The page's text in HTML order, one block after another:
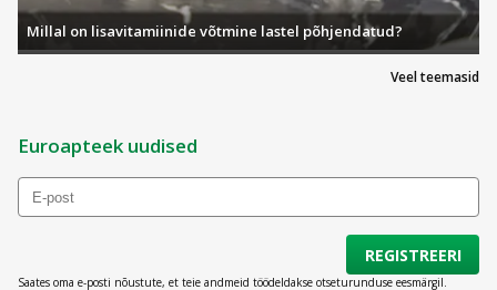
Rootsi
Toote kood:733243075030
Veel teemasid
Millal on lisavitamiinide võtmine lastel põhjendatud?
Euroapteek uudised
REGISTREERI
Saates oma e-posti nõustute, et teie andmeid töödeldakse otseturunduse eesmärgil.